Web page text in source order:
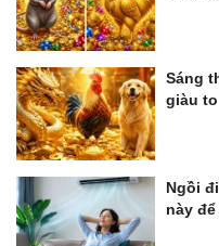
Sáng
giàu to
Ngồi
này